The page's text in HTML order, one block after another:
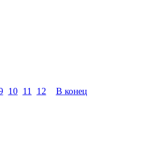
10 11 12 В конец